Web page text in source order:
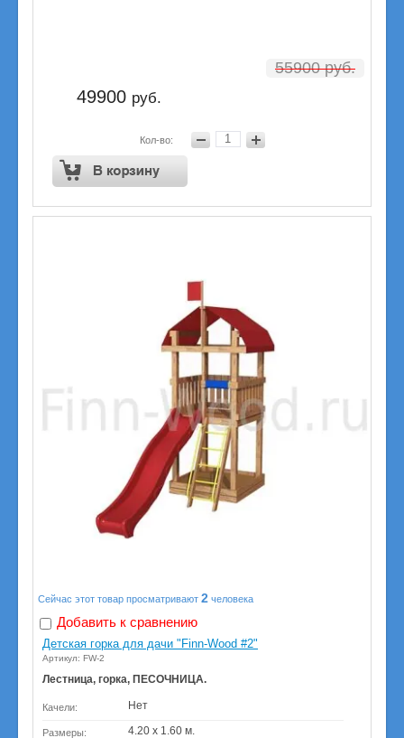
55900руб.
49900 руб.
Кол-во:
Сейчас этот товар просматривают 2 человека
Добавить к сравнению
Детская горка для дачи "Finn-Wood #2"
Артикул: FW-2
Лестница, горка, ПЕСОЧНИЦА.
Качели: Нет
Размеры: 4.20 х 1.60 м.